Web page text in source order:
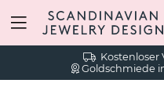
Kostenloser
Goldschmiede